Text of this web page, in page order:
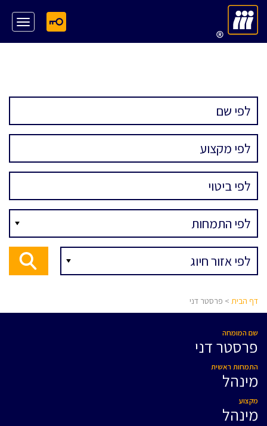
דף הבית > פרסטר דני
שם המומחה
פרסטר דני
התמחות ראשית
מינהל
מקצוע
מינהל